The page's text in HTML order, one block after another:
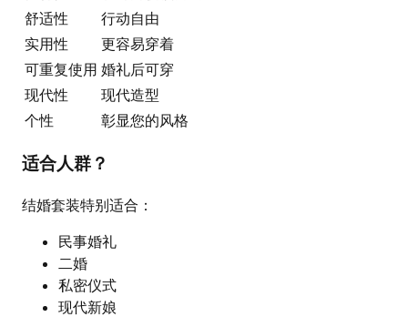
舒适性
行动自由
实用性
更容易穿着
可重复使用 婚礼后可穿
现代性
现代造型
个性
彰显您的风格
适合人群？
结婚套装特别适合：
民事婚礼
二婚
私密仪式
现代新娘